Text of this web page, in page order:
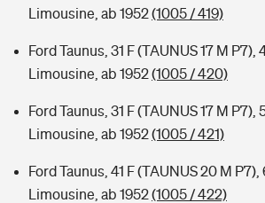
Limousine, ab 1952(1005 / 419)
Ford Taunus, 31 F (TAUNUS 17 M P7),
Limousine, ab 1952(1005 / 420)
Ford Taunus, 31 F (TAUNUS 17 M P7),
Limousine, ab 1952(1005 / 421)
Ford Taunus, 41 F (TAUNUS 20 M P7),
Limousine, ab 1952(1005 / 422)